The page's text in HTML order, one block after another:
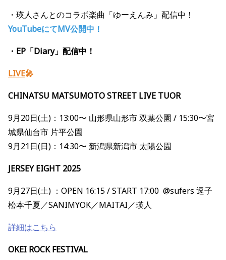
・瑛人さんとのコラボ楽曲「ゆーえんみ」配信中！
YouTubeにてMV公開中！
・EP「Diary」配信中！
LIVE🎤
CHINATSU MATSUMOTO STREET LIVE TUOR
9月20日(土)：13:00〜 山形県山形市 双葉公園 / 15:30〜宮
城県仙台市 片平公園
9月21日(日)：14:30〜 新潟県新潟市 太陽公園
JERSEY EIGHT 2025
9月27日(土) ：OPEN 16:15 / START 17:00 @sufers 逗子
松本千夏／SANIMYOK／MAITAI／瑛人
詳細はこちら
OKEI ROCK FESTIVAL